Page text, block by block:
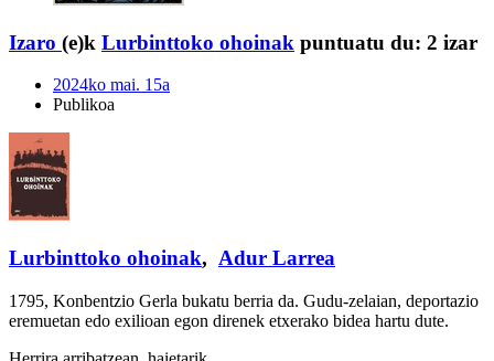
Izaro (e)k Lurbinttoko ohoinak puntuatu du: 2 izar
2024ko mai. 15a
Publikoa
Lurbinttoko ohoinak, Adur Larrea
1795, Konbentzio Gerla bukatu berria da. Gudu-zelaian, deportazio
eremuetan edo exilioan egon direnek etxerako bidea hartu dute.